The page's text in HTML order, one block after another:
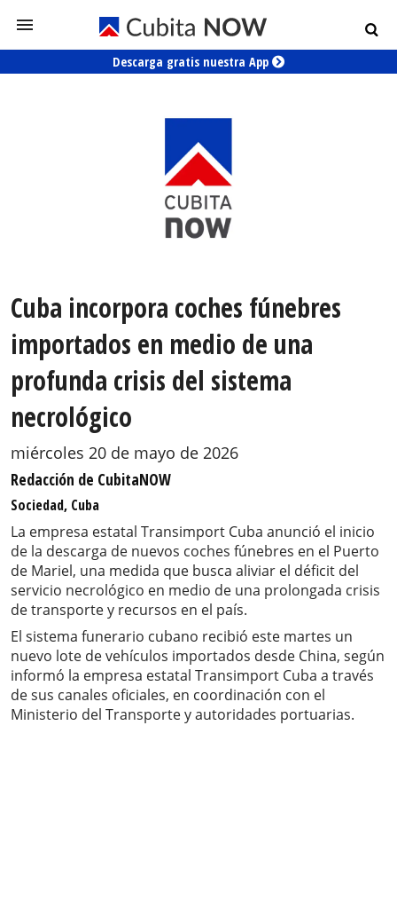
Descarga gratis nuestra App
Cuba incorpora coches fúnebres
importados en medio de una
profunda crisis del sistema
necrológico
miércoles 20 de mayo de 2026
Redacción de CubitaNOW
Sociedad, Cuba
La empresa estatal Transimport Cuba anunció el inicio
de la descarga de nuevos coches fúnebres en el Puerto
de Mariel, una medida que busca aliviar el déficit del
servicio necrológico en medio de una prolongada crisis
de transporte y recursos en el país.
El sistema funerario cubano recibió este martes un
nuevo lote de vehículos importados desde China, según
informó la empresa estatal Transimport Cuba a través
de sus canales oficiales, en coordinación con el
Ministerio del Transporte y autoridades portuarias.